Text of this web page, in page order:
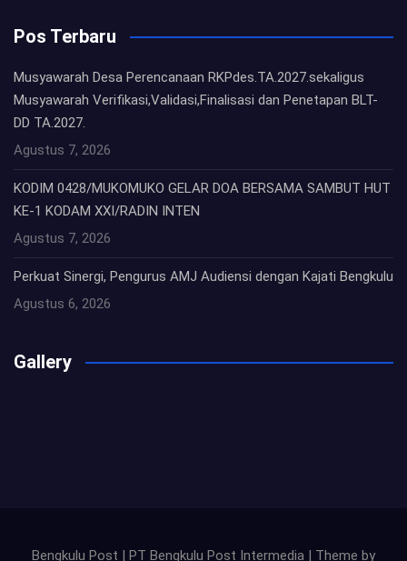
Pos Terbaru
Musyawarah Desa Perencanaan RKPdes.TA.2027.sekaligus
Musyawarah Verifikasi,Validasi,Finalisasi dan Penetapan BLT-
DD TA.2027.
Agustus 7, 2026
KODIM 0428/MUKOMUKO GELAR DOA BERSAMA SAMBUT HUT
KE-1 KODAM XXI/RADIN INTEN
Agustus 7, 2026
Perkuat Sinergi, Pengurus AMJ Audiensi dengan Kajati Bengkulu
Agustus 6, 2026
Gallery
Bengkulu Post | PT Bengkulu Post Intermedia | Theme by